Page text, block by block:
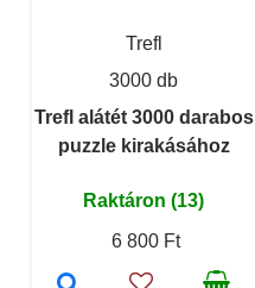
Trefl
3000 db
Trefl alátét 3000 darabos
puzzle kirakásához
Raktáron (13)
6 800 Ft